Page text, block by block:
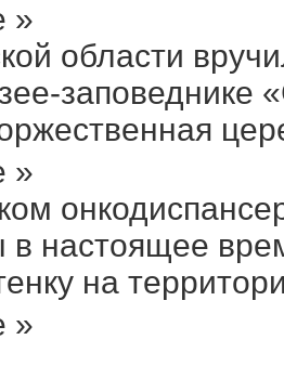
»
области
заповеднике
»
в настоящее
на
»